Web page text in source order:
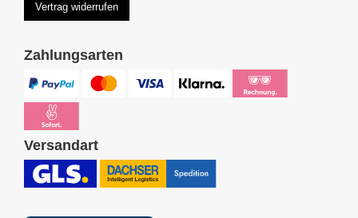
Vertrag widerrufen
Zahlungsarten
Versandart